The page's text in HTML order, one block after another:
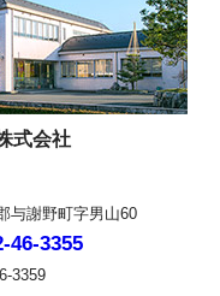
式会社
与謝野町字男山60
46-3355
3359